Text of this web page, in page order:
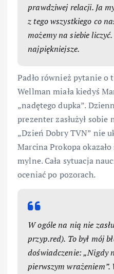
prawdziwej relacji. Ja
z tego wszystkiego co
możemy na siebie
najpiękniejsze.
Padło również pytanie o
Wellman miała kiedyś
„nadętego dupka”.
prezenter zasłużył sobie
„Dzień Dobry TVN” nie
Marcina Prokopa
mylne. Cała sytuacja
oceniać po pozorach.
W ogóle na nią nie
przyp.red). To był mój
doświadczenie: „Nigdy
pierwszym wrażeniem”.